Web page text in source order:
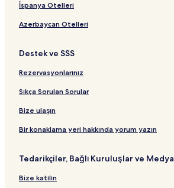
İspanya Otelleri
Azerbaycan Otelleri
Destek ve SSS
Rezervasyonlarınız
Sıkça Sorulan Sorular
Bize ulaşın
Bir konaklama yeri hakkında yorum yazın
Tedarikçiler, Bağlı Kuruluşlar ve
Bize katılın